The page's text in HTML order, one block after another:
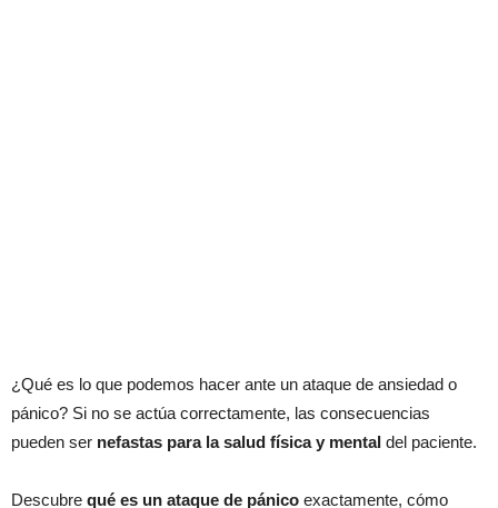
¿Qué es lo que podemos hacer ante un ataque de ansiedad o
pánico? Si no se actúa correctamente, las consecuencias
pueden ser nefastas para la salud física y mental del paciente.
Descubre qué es un ataque de pánico exactamente, cómo